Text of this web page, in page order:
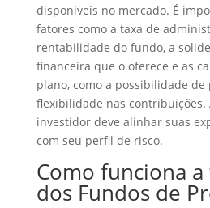
disponíveis no mercado. É
fatores como a taxa de
rentabilidade do fundo, a
financeira que o oferece e as
plano, como a possibilidade
flexibilidade nas contribuições.
investidor deve alinhar suas
com seu perfil de risco.
Como funciona
dos Fundos de